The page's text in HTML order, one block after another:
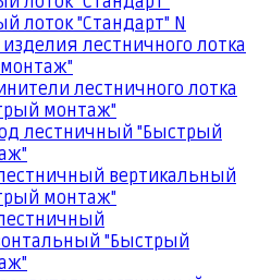
лоток "Стандарт" N
лестничного лотка
лестничного лотка
монтаж"
лестничный "Быстрый
вертикальный
монтаж"
"Быстрый